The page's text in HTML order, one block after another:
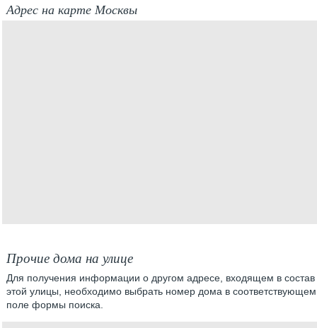
Адрес на карте Москвы
Прочие дома на улице
Для получения информации о другом адресе, входящем в состав
этой улицы, необходимо выбрать номер дома в соответствующем
поле формы поиска.